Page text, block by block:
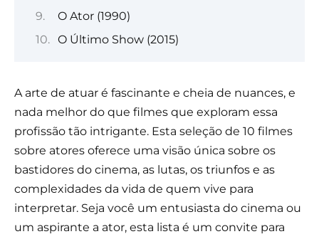
O Ator (1990)
O Último Show (2015)
A arte de atuar é fascinante e cheia de nuances, e
nada melhor do que filmes que exploram essa
profissão tão intrigante. Esta seleção de 10 filmes
sobre atores oferece uma visão única sobre os
bastidores do cinema, as lutas, os triunfos e as
complexidades da vida de quem vive para
interpretar. Seja você um entusiasta do cinema ou
um aspirante a ator, esta lista é um convite para